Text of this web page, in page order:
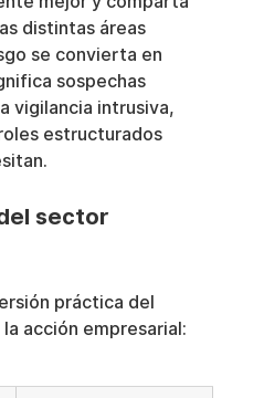
distintas áreas
se convierta en
sospechas
vigilancia intrusiva,
estructurados
sector
práctica del
acción empresarial: